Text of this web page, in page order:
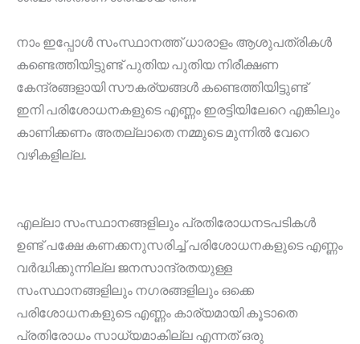
നാം ഇപ്പോൾ സംസ്ഥാനത്ത് ധാരാളം ആശുപത്രികൾ
കണ്ടെത്തിയിട്ടുണ്ട് പുതിയ പുതിയ നിരീക്ഷണ
കേന്ദ്രങ്ങളായി സൗകര്യങ്ങൾ കണ്ടെത്തിയിട്ടുണ്ട്
ഇനി പരിശോധനകളുടെ എണ്ണം ഇരട്ടിയിലേറെ എങ്കിലും
കാണിക്കണം അതല്ലാതെ നമ്മുടെ മുന്നിൽ വേറെ
വഴികളില്ല.
എല്ലാ സംസ്ഥാനങ്ങളിലും പ്രതിരോധനടപടികൾ
ഉണ്ട് പക്ഷേ കണക്കനുസരിച്ച് പരിശോധനകളുടെ എണ്ണം
വർദ്ധിക്കുന്നില്ല ജനസാന്ദ്രതയുള്ള
സംസ്ഥാനങ്ങളിലും നഗരങ്ങളിലും ഒക്കെ
പരിശോധനകളുടെ എണ്ണം കാര്യമായി കൂടാതെ
പ്രതിരോധം സാധ്യമാകില്ല എന്നത് ഒരു